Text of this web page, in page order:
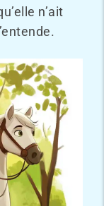
n’ait